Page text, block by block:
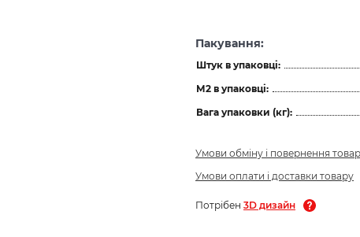
Пакування:
Штук в упаковці:
М2 в упаковці:
Вага упаковки (кг):
Умови обміну і повернення
Умови оплати і доставки товару
Потрібен 3D дизайн